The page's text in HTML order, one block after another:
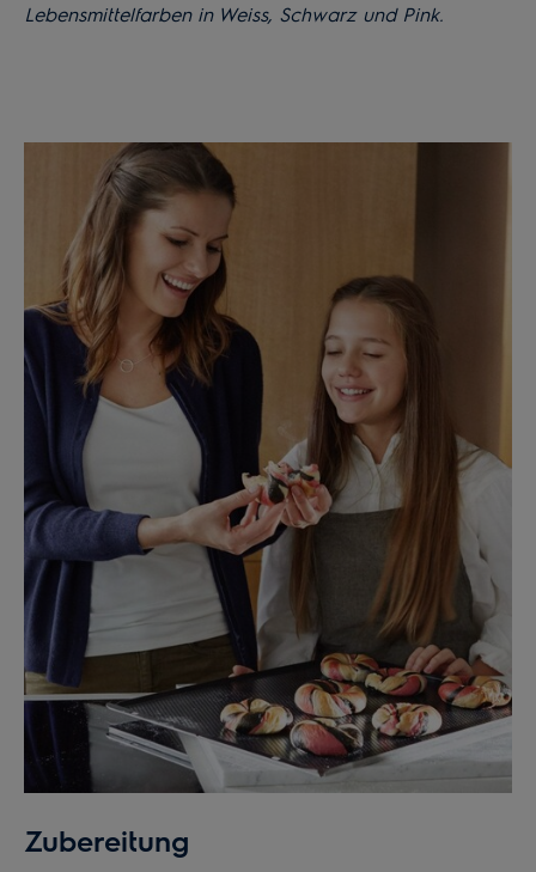
Lebensmittelfarben in Weiss, Schwarz und Pink.
Zubereitung